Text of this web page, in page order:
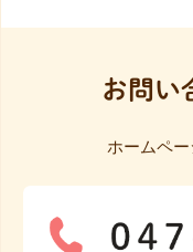
お問い
ホームペ